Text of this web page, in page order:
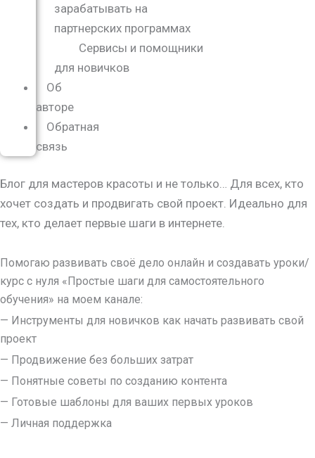
зарабатывать на
партнерских программах
Сервисы и помощники
для новичков
Об
авторе
Обратная
связь
Блог для мастеров красоты и не только… Для всех, кто
хочет создать и продвигать свой проект. Идеально для
тех, кто делает первые шаги в интернете.
Помогаю развивать своё дело онлайн и создавать уроки/
курс с нуля «Простые шаги для самостоятельного
обучения» на моем канале:
— Инструменты для новичков как начать развивать свой
проект
— Продвижение без больших затрат
— Понятные советы по созданию контента
— Готовые шаблоны для ваших первых уроков
— Личная поддержка